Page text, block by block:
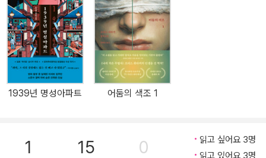
된 플롯을 갖춘 문학적인 미스터리(《AP》)’라는 찬사를 받았다. 높은
작품성과 흥미진진한 플롯, 정교한 캐릭터 조성으로 출간 후 큰 반향
을 일으키며 유수 언론의 극찬과 10만 건이 넘는 독자 리뷰를 받고 출
간 즉시 《뉴욕 타임스》 베스트셀러가 되었다. 또한 사서들에 의해 선
정되는 상인 리비 상 오디오북 부문을 수상하였으며, 아스펜 상과 캐
롤 실드 상 등 권위 있는 문학상 후보로 선정되었다. 리베카 머카이의
전작 『Great Believers』는 ALA 카네기 메달과 《LA 타임스》 도서 상
련된 플롯을 갖춘 문학적인 살인 미스터리다. …… 주인공 보디는 끈
1939년 명성아파트 어둠의 색조 1
1 15 0
읽고 싶어요 3명
읽고 있어요 3명